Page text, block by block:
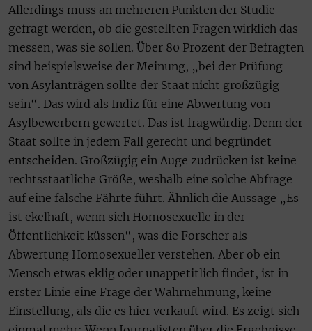
Allerdings muss an mehreren Punkten der Studie
gefragt werden, ob die gestellten Fragen wirklich das
messen, was sie sollen. Über 80 Prozent der Befragten
sind beispielsweise der Meinung, „bei der Prüfung
von Asylanträgen sollte der Staat nicht großzügig
sein“. Das wird als Indiz für eine Abwertung von
Asylbewerbern gewertet. Das ist fragwürdig. Denn der
Staat sollte in jedem Fall gerecht und begründet
entscheiden. Großzügig ein Auge zudrücken ist keine
rechtsstaatliche Größe, weshalb eine solche Abfrage
auf eine falsche Fährte führt. Ähnlich die Aussage „Es
ist ekelhaft, wenn sich Homosexuelle in der
Öffentlichkeit küssen“, was die Forscher als
Abwertung Homosexueller verstehen. Aber ob ein
Mensch etwas eklig oder unappetitlich findet, ist in
erster Linie eine Frage der Wahrnehmung, keine
Einstellung, als die es hier verkauft wird. Es zeigt sich